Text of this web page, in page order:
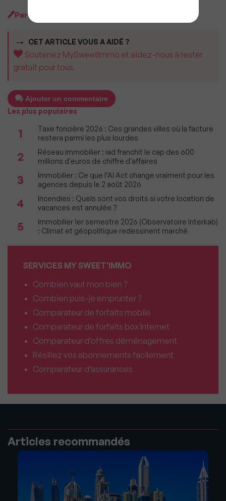
Par
CET ARTICLE VOUS A AIDÉ ?
Soutenez MySweetImmo et aidez-nous à rester
gratuit pour tous.
Ajouter un commentaire
Les plus populaires
1
Taxe foncière 2026 : Ces grandes villes où la facture
restera parmi les plus lourdes
2
Réseau immobilier : iad franchit le cap des 600
millions d'euros de chiffre d'affaires
3
Immobilier : Ce que l’AI Act change vraiment pour les
agences depuis le 2 août 2026
4
Incendies : Quels sont vos droits si votre location de
vacances est annulée ?
5
Immobilier 1er semestre 2026 (Observatoire Interkab)
: Climat et géopolitique redessinent marché
SERVICES MY SWEET'IMMO
Combien vaut mon bien ?
Combien puis-je emprunter ?
Comparateur de forfaits mobile
Comparateur de forfaits box Internet
Comparateur d’offres déménagement
Résiliez vos abonnements facilement
Comparateur d’assurances
Articles recommandés